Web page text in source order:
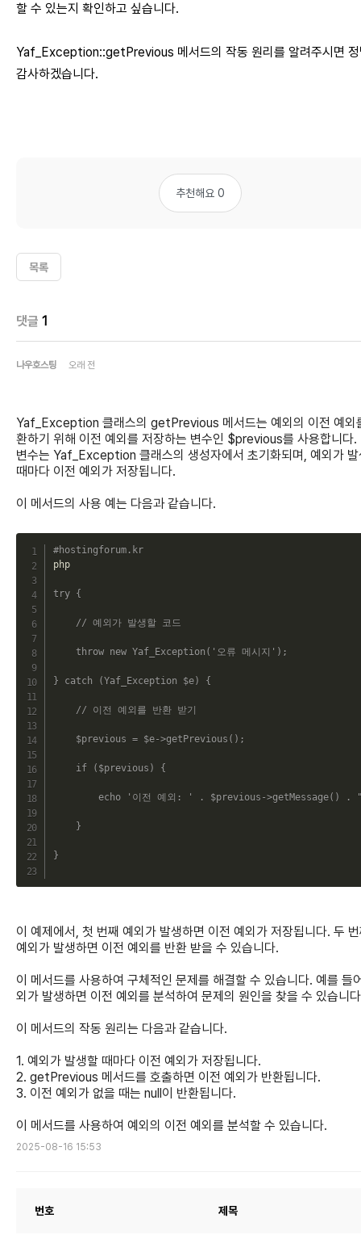
할 수 있는지 확인하고 싶습니다.
Yaf_Exception::getPrevious 메서드의 작동 원리를 알려주시면
감사하겠습니다.
추천해요 0
목록
댓글 1
나우호스팅 오래 전
Yaf_Exception 클래스의 getPrevious 메서드는 예외의 이전 예외
환하기 위해 이전 예외를 저장하는 변수인 $previous를 사용합니다.
변수는 Yaf_Exception 클래스의 생성자에서 초기화되며, 예외가 발
때마다 이전 예외가 저장됩니다.
이 메서드의 사용 예는 다음과 같습니다.
#hostingforum.kr
php
try {
// 예외가 발생할 코드
throw new Yaf_Exception ( '오류 메시지' ) ;
} catch (Yaf_Exception $e) {
// 이전 예외를 반환 받기
$previous = $e->getPrevious ( ) ;
if ( $previous ) {
echo '이전 예외: ' . $previous ->getMessage( ) .
}
}
이 예제에서, 첫 번째 예외가 발생하면 이전 예외가 저장됩니다. 두
예외가 발생하면 이전 예외를 반환 받을 수 있습니다.
이 메서드를 사용하여 구체적인 문제를 해결할 수 있습니다. 예를 들
외가 발생하면 이전 예외를 분석하여 문제의 원인을 찾을 수 있습니
이 메서드의 작동 원리는 다음과 같습니다.
1. 예외가 발생할 때마다 이전 예외가 저장됩니다.
2. getPrevious 메서드를 호출하면 이전 예외가 반환됩니다.
3. 이전 예외가 없을 때는 null이 반환됩니다.
이 메서드를 사용하여 예외의 이전 예외를 분석할 수 있습니다.
2025-08-16 15:53
번호 제목